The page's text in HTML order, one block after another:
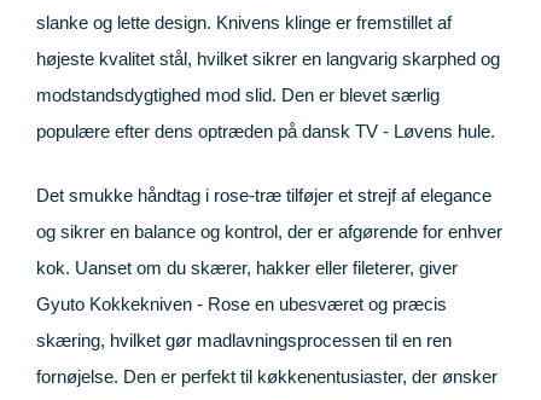
slanke og lette design. Knivens klinge er fremstillet af
højeste kvalitet stål, hvilket sikrer en langvarig skarphed og
modstandsdygtighed mod slid. Den er blevet særlig
populære efter dens optræden på dansk TV - Løvens hule.
Det smukke håndtag i rose-træ tilføjer et strejf af elegance
og sikrer en balance og kontrol, der er afgørende for enhver
kok. Uanset om du skærer, hakker eller fileterer, giver
Gyuto Kokkekniven - Rose en ubesværet og præcis
skæring, hvilket gør madlavningsprocessen til en ren
fornøjelse. Den er perfekt til køkkenentusiaster, der ønsker